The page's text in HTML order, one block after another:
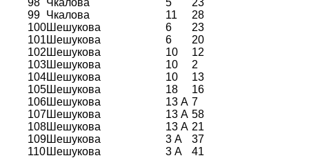
98 Чкалова 5
23
99 Чкалова 11
28
100Шешукова 6
23
101 Шешукова 6
20
102 Шешукова 10
12
103Шешукова 10
2
104Шешукова 10
13
105Шешукова 18
16
106Шешукова 13 А 7
107Шешукова 13 А 58
108Шешукова 13 А 21
109Шешукова 3 А
37
110 Шешукова 3 А
41